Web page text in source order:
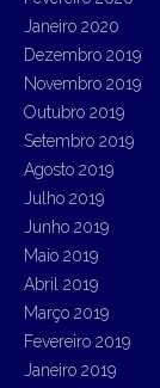
Janeiro 2020
Dezembro 2019
Novembro 2019
Outubro 2019
Setembro 2019
Agosto 2019
Julho 2019
Junho 2019
Maio 2019
Abril 2019
Março 2019
Fevereiro 2019
Janeiro 2019